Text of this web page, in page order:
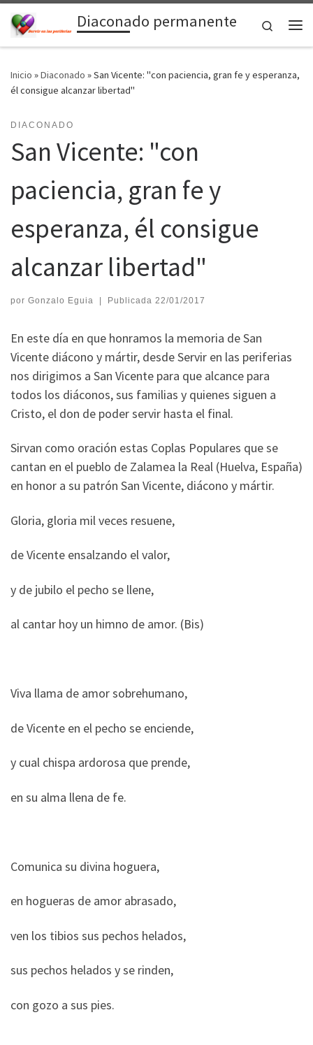
Saltar al contenidoDiaconado permanente
Search
Inicio »Diaconado »San Vicente: "con paciencia, gran fe y esperanza,
él consigue alcanzar libertad"
DIACONADO
San Vicente: "con
paciencia, gran fe y
esperanza, él consigue
alcanzar libertad"
por Gonzalo Eguia | Publicada 22/01/2017
En este día en que honramos la memoria de San
Vicente diácono y mártir, desde Servir en las periferias
nos dirigimos a San Vicente para que alcance para
todos los diáconos, sus familias y quienes siguen a
Cristo, el don de poder servir hasta el final.
Sirvan como oración estas Coplas Populares que se
cantan en el pueblo de Zalamea la Real (Huelva, España)
en honor a su patrón San Vicente, diácono y mártir.
Gloria, gloria mil veces resuene,
de Vicente ensalzando el valor,
y de jubilo el pecho se llene,
al cantar hoy un himno de amor. (Bis)
Viva llama de amor sobrehumano,
de Vicente en el pecho se enciende,
y cual chispa ardorosa que prende,
en su alma llena de fe.
Comunica su divina hoguera,
en hogueras de amor abrasado,
ven los tibios sus pechos helados,
sus pechos helados y se rinden,
con gozo a sus pies.